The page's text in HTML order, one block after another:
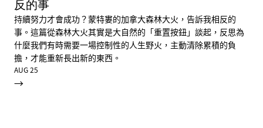
反的事
持續努力才會成功？蒙特婁的加拿大森林大火，告訴我相反的
事。這篇從森林大火其實是大自然的「重置按鈕」談起，反思為
什麼我們有時需要一場控制性的人生野火，主動清除累積的負
擔，才能重新長出新的東西。
AUG 25
→